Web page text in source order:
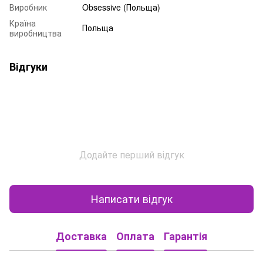
Виробник
Obsessive (Польща)
Країна
виробництва
Польща
Відгуки
Додайте перший відгук
Написати відгук
Доставка Оплата Гарантія